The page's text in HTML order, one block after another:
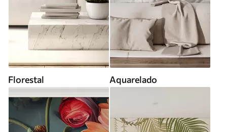
Florestal Aquarelado